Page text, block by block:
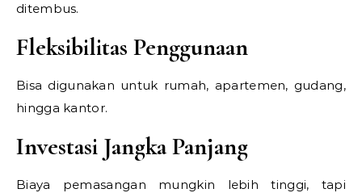
ditembus.
Fleksibilitas Penggunaan
Bisa digunakan untuk rumah, apartemen, gudang,
hingga kantor.
Investasi Jangka Panjang
Biaya pemasangan mungkin lebih tinggi, tapi